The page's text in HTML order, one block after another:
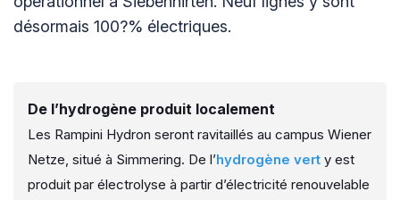
désormais 100?% électriques.
De l’hydrogène produit localement
Les Rampini Hydron seront ravitaillés au campus Wiener
Netze, situé à Simmering. De l’hydrogène vert y est
produit par électrolyse à partir d’électricité renouvelable